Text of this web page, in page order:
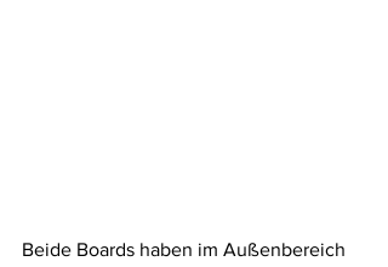
Beide Boards haben im Außenbereich